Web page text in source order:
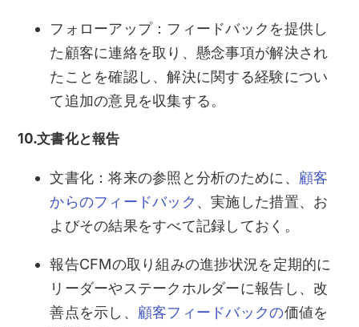
フォローアップ：フィードバックを提供し
た顧客に連絡を取り、懸念事項が解決され
たことを確認し、解決に関する経験につい
て追加の意見を収集する。
10.文書化と報告
文書化：将来の参照と分析のために、 顧客
からのフィードバック 、実施した措置、お
よびその結果をすべて記録しておく。
報告CFMの取り組みの進捗状況を定期的に
リーダーやステークホルダーに報告し、改
善点を示し、 顧客フィードバックの価値を